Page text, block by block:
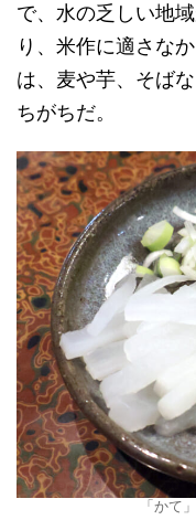
で、水の乏しい地
り、米作に適さな
は、麦や芋、そば
ちがちだ。
「かて